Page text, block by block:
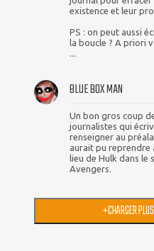
existence et leur
PS : on peut aussi
la boucle ? A priori
...
BLUE BOX MAN
Un bon gros coup
journalistes qui
renseigner au
aurait pu reprendre
lieu de Hulk dans le
Avengers.
+CHARGER